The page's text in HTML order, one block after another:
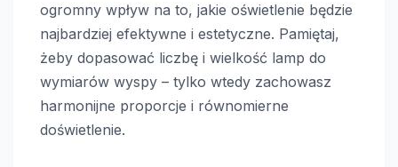
ogromny wpływ na to, jakie oświetlenie będzie
najbardziej efektywne i estetyczne. Pamiętaj,
żeby dopasować liczbę i wielkość lamp do
wymiarów wyspy – tylko wtedy zachowasz
harmonijne proporcje i równomierne
doświetlenie.